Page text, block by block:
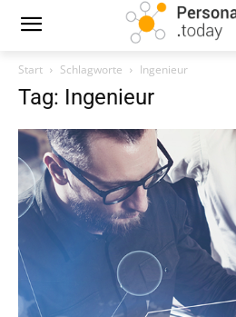
Start Schlagworte Ingenieur
Tag: Ingenieur